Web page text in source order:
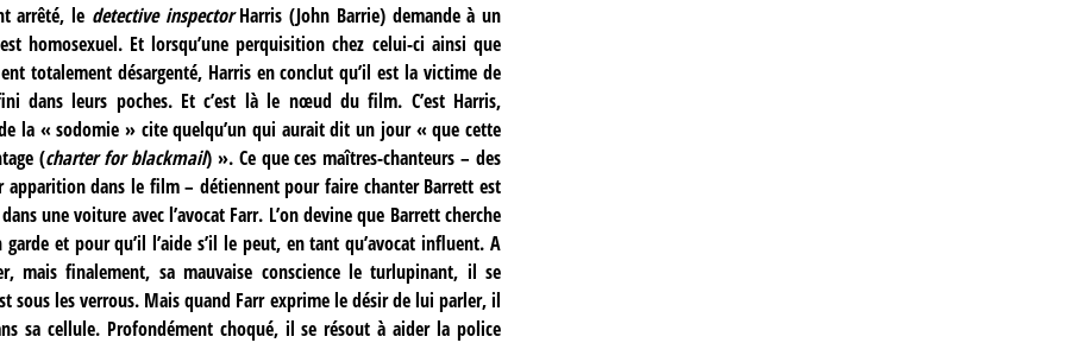
arrêté, le detective inspectorHarris (John Barrie) demande à un
homosexuel. Et lorsqu’une perquisition chez celui-ci ainsi que
totalement désargenté, Harris en conclut qu’il est la victime de
dans leurs poches. Et c’est là le nœud du film. C’est Harris,
la « sodomie » cite quelqu’un qui aurait dit un jour « que cette
(charter for blackmail) ». Ce que ces maîtres-chanteurs – des
dans le film – détiennent pour faire chanter Barrett est
une voiture avec l’avocat Farr. L’on devine que Barrett cherche
et pour qu’il l’aide s’il le peut, en tant qu’avocat influent. A
mais finalement, sa mauvaise conscience le turlupinant, il se
sous les verrous. Mais quand Farr exprime le désir de lui parler, il
sa cellule. Profondément choqué, il se résout à aider la police